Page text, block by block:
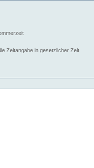
Zeitangabe in gesetzlicher Zeit